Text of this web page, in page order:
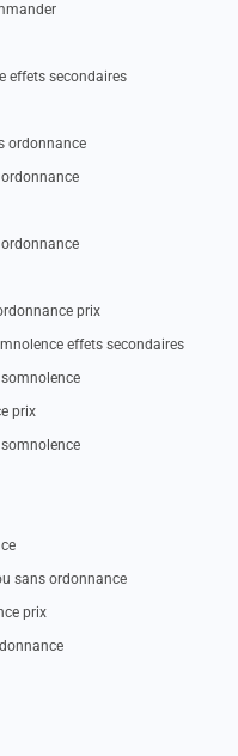
effets secondaires
ordonnance
prix
effets secondaires
prix
sans ordonnance
prix